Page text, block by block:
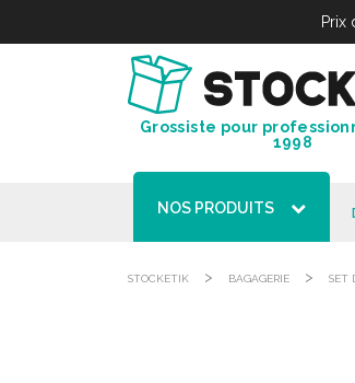
Prix
Grossiste pour
1998
NOS PRODUITS
STOCKETIK > BAGAGERIE > SET